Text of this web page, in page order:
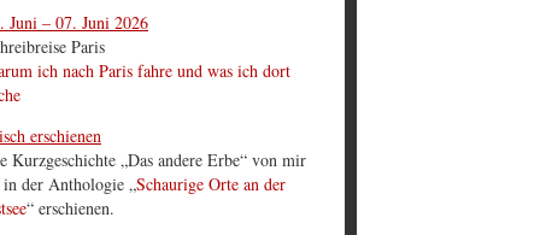
Juni – 07. Juni 2026
Paris
ich nach Paris fahre und was ich dort
erschienen
Kurzgeschichte „Das andere Erbe“ von mir
der Anthologie „Schaurige Orte an der
“ erschienen.